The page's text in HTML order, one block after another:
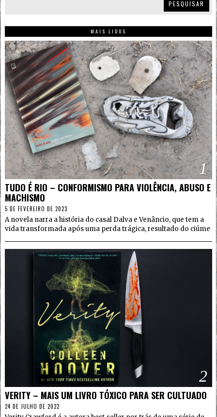
PESQUISAR
MAIS LIDOS
1
TUDO É RIO – CONFORMISMO PARA VIOLÊNCIA, ABUSO E
MACHISMO
5 DE FEVEREIRO DE 2023
A novela narra a história do casal Dalva e Venâncio, que tem a
vida transformada após uma perda trágica, resultado do ciúme
2
VERITY – MAIS UM LIVRO TÓXICO PARA SER CULTUADO
24 DE JULHO DE 2022